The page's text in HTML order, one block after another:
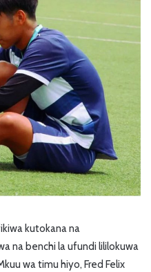
kutokana na
na benchi la ufundi lililokuwa
wa timu hiyo, Fred Felix